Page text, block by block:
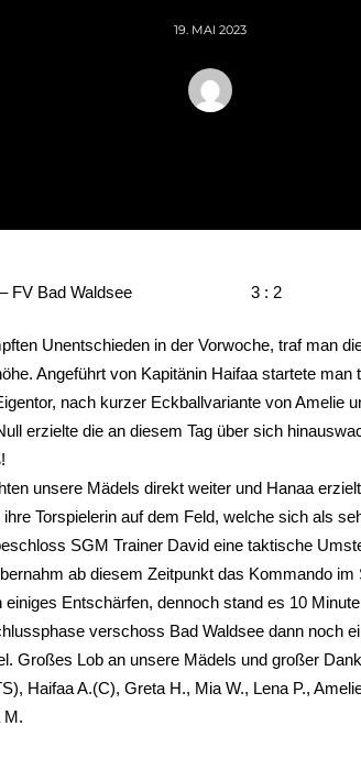
19. MAI 2023
– FV Bad Waldsee 3 : 2
Unentschieden in der Vorwoche, traf man
Angeführt von Kapitänin Haifaa startete man
nach kurzer Eckballvariante von Amelie
erzielte die an diesem Tag über sich
unsere Mädels direkt weiter und Hanaa
Torspielerin auf dem Feld, welche sich als
SGM Trainer David eine taktische
ab diesem Zeitpunkt das Kommando im
einiges Entschärfen, dennoch stand es 10
verschoss Bad Waldsee dann noch
Großes Lob an unsere Mädels und großer
Haifaa A.(C), Greta H., Mia W., Lena P.,
M.